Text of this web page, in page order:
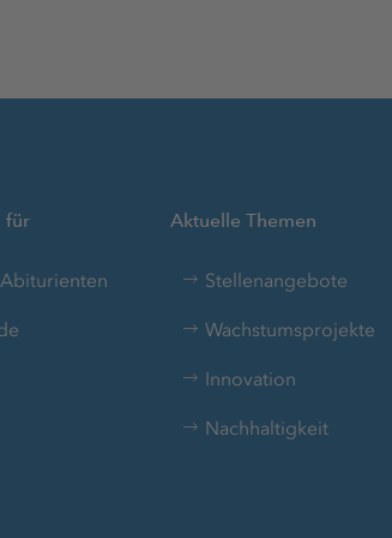
für Aktuelle Themen
Stellenangebote
Wachstumsprojekte
Innovation
Nachhaltigkeit